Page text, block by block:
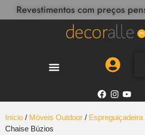
Revestimentos com preços
Início / Móveis Outdoor / Espreguiçadeira
Chaise Búzios